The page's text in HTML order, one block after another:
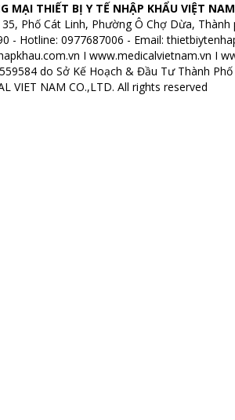
MẠI THIẾT BỊ Y TẾ NHẬP KHẨU VIỆT NAM
Phố Cát Linh, Phường Ô Chợ Dừa, Thành
- Hotline: 0977687006 - Email:
I www.medicalvietnam.vn I
do Sở Kế Hoạch & Đầu Tư Thành
VIET NAM CO.,LTD. All rights reserved